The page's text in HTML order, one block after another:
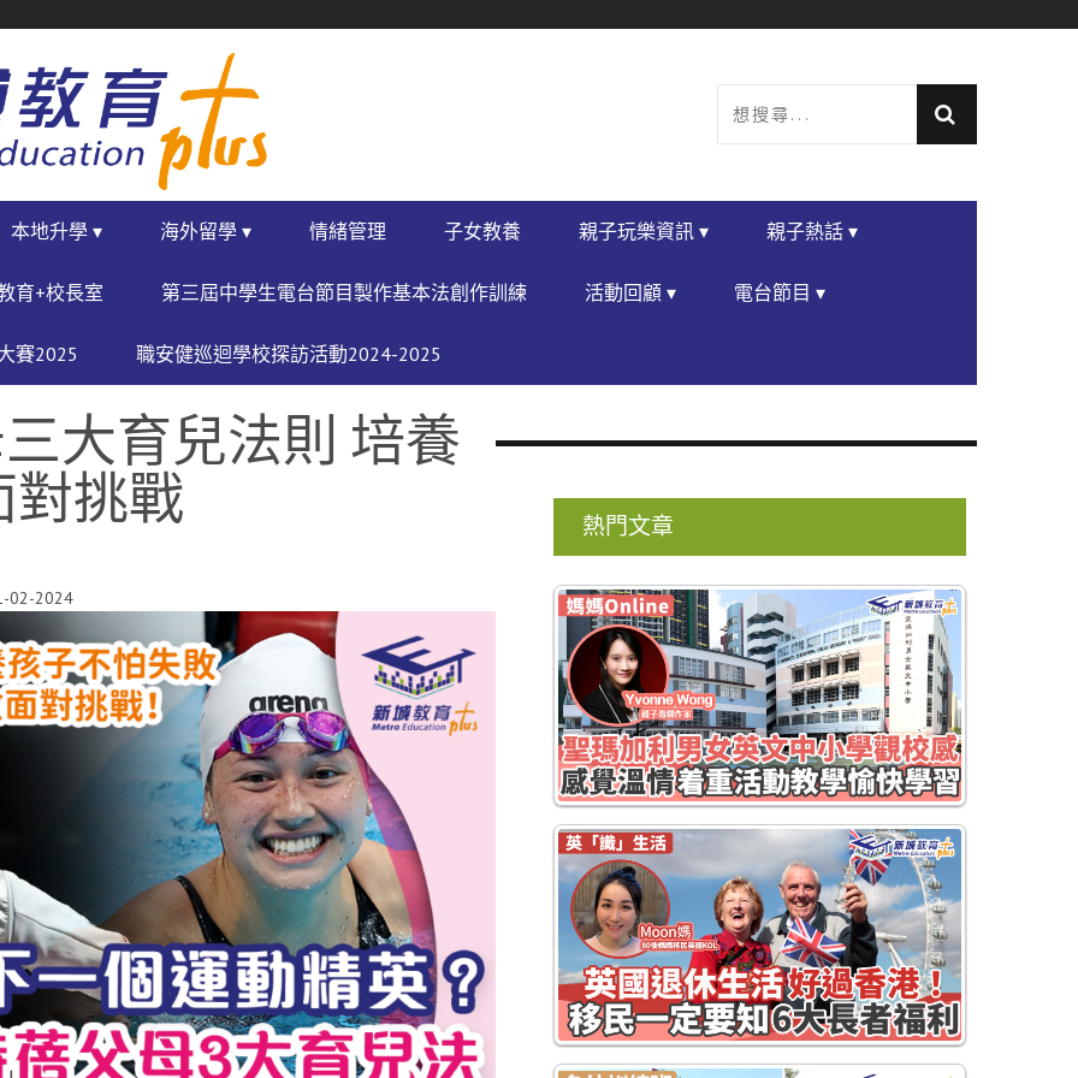
本地升學 ▾ 海外留學 ▾ 情緒管理 子女教養 親子玩樂資訊 ▾ 親子熱話 ▾
育+校長室 第三屆中學生電台節目製作基本法創作訓練 活動回顧 ▾ 電台節目 ▾
賽2025 職安健巡迴學校探訪活動2024-2025
大育兒法則 培養
對挑戰
02-2024
熱門文章